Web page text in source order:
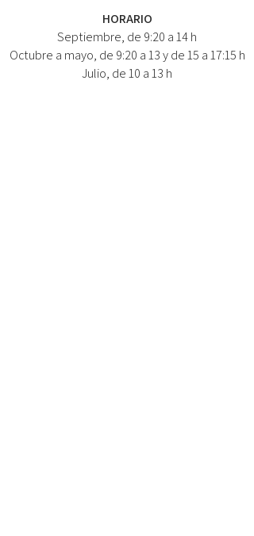
HORARIO
Septiembre, de 9:20 a 14 h
Octubre a mayo, de 9:20 a 13 y de 15 a 17:15 h
Julio, de 10 a 13 h